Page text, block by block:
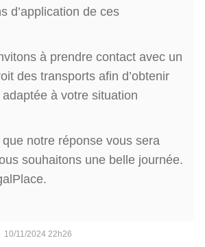
d’application de ces
à prendre contact avec un
des transports afin d’obtenir
à votre situation
notre réponse vous sera
souhaitons une belle journée.
10/11/2024 22h26